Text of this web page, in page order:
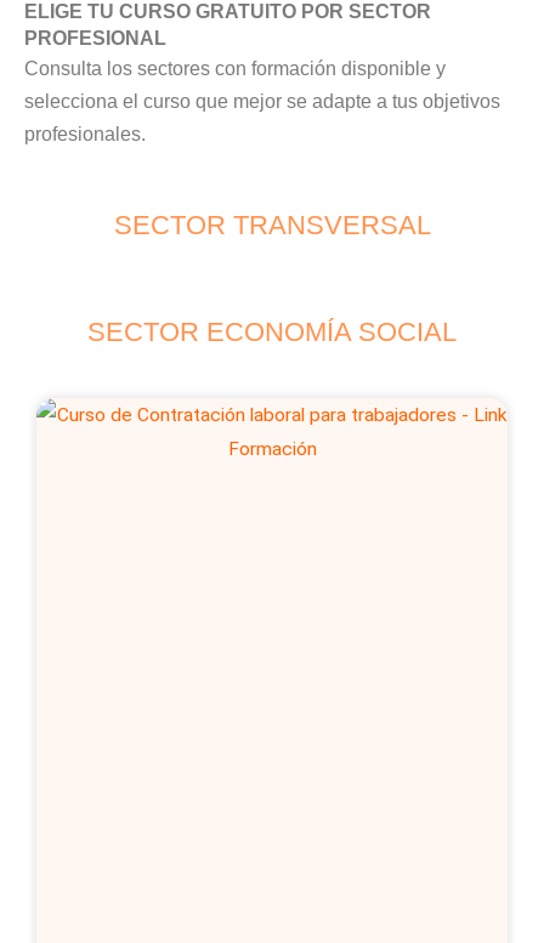
ELIGE TU CURSO GRATUITO POR SECTOR
PROFESIONAL
Consulta los sectores con formación disponible y
selecciona el curso que mejor se adapte a tus objetivos
profesionales.
SECTOR TRANSVERSAL
SECTOR ECONOMÍA SOCIAL